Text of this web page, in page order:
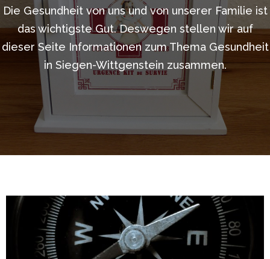
Die Gesundheit von uns und von unserer Familie ist
das wichtigste Gut. Deswegen stellen wir auf
dieser Seite Informationen zum Thema Gesundheit
in Siegen-Wittgenstein zusammen.